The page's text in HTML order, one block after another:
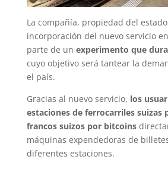
La compañía, propiedad del
incorporación del nuevo servicio
parte de un experimento que
cuyo objetivo será tantear la
el país.
Gracias al nuevo servicio, los
estaciones de ferrocarriles suizas
francos suizos por bitcoins
máquinas expendedoras de
diferentes estaciones.